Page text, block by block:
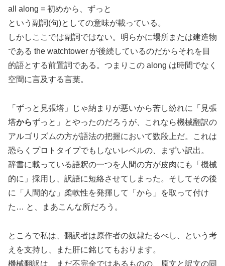
all along = 初めから、ずっと
という副詞(句)としての意味が載っている。
しかしここでは副詞ではない。明らかに場所または建造物
である the watchtower が後続しているのだからそれを目
的語とする前置詞である。つまりこの along は時間でなく
空間に言及する言葉。
「ずっと見張塔」じゃ納まりが悪いから苦し紛れに「見張
塔からずっと」とやったのだろうが、これなら機械翻訳の
アルゴリズムの方が語法の把握において数段上だ。これは
恐らくプロトタイプでもしないレベルの、まずい訳出。
辞書に載っている語釈の一つを人間の方が皮肉にも「機械
的に」採用し、訳語に短絡させてしまった。そしてその後
に「人間的な」柔軟性を発揮して「から」を取って付け
た… と、まあこんな所だろう。
ところで私は、翻訳者は原作者の奴隷たるべし、という考
えを支持し、また肝に銘じてもおります。
機械翻訳は、まだ不完全ではあるものの、原文と訳文の同